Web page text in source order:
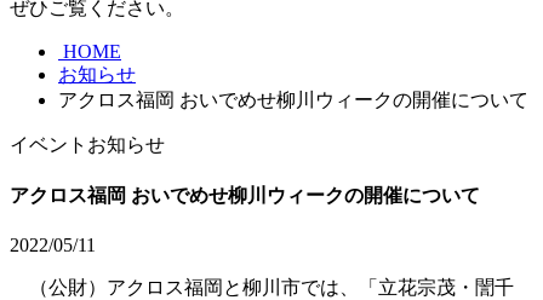
ぜひご覧ください。
HOME
お知らせ
アクロス福岡 おいでめせ柳川ウィークの開催について
イベント お知らせ
アクロス福岡 おいでめせ柳川ウィークの開催について
2022/05/11
（公財）アクロス福岡と柳川市では、「立花宗茂・誾千